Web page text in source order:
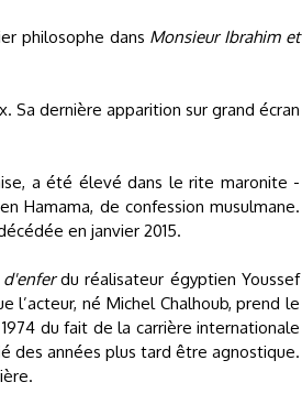
philosophe dans Monsieur Ibrahim et
Sa dernière apparition sur grand écran
a été élevé dans le rite maronite -
Hamama, de confession musulmane.
en janvier 2015.
d'enferdu réalisateur égyptien Youssef
l’acteur, né Michel Chalhoub, prend le
du fait de la carrière internationale
des années plus tard être agnostique.